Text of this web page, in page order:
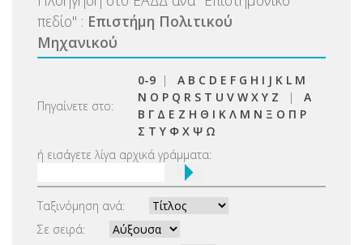
πεδίο" : Επιστήμη Πολιτικού
Μηχανικού
Πηγαίνετε στο:
0-9 | A B C D E F G H I J K L M
N O P Q R S T U V W X Y Z | Α
Β Γ Δ Ε Ζ Η Θ Ι Κ Λ Μ Ν Ξ Ο Π Ρ
Σ Τ Υ Φ Χ Ψ Ω
ή εισάγετε λίγα αρχικά γράμματα:
Ταξινόμηση ανά:
Σε σειρά: